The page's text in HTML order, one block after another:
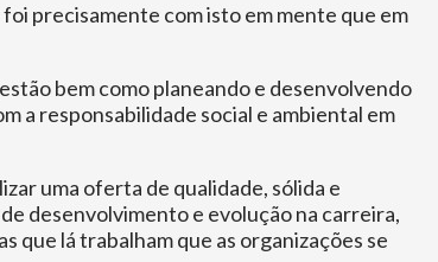
precisamente com isto em mente que em
bem como planeando e desenvolvendo
a responsabilidade social e ambiental em
uma oferta de qualidade, sólida e
desenvolvimento e evolução na carreira,
que lá trabalham que as organizações se